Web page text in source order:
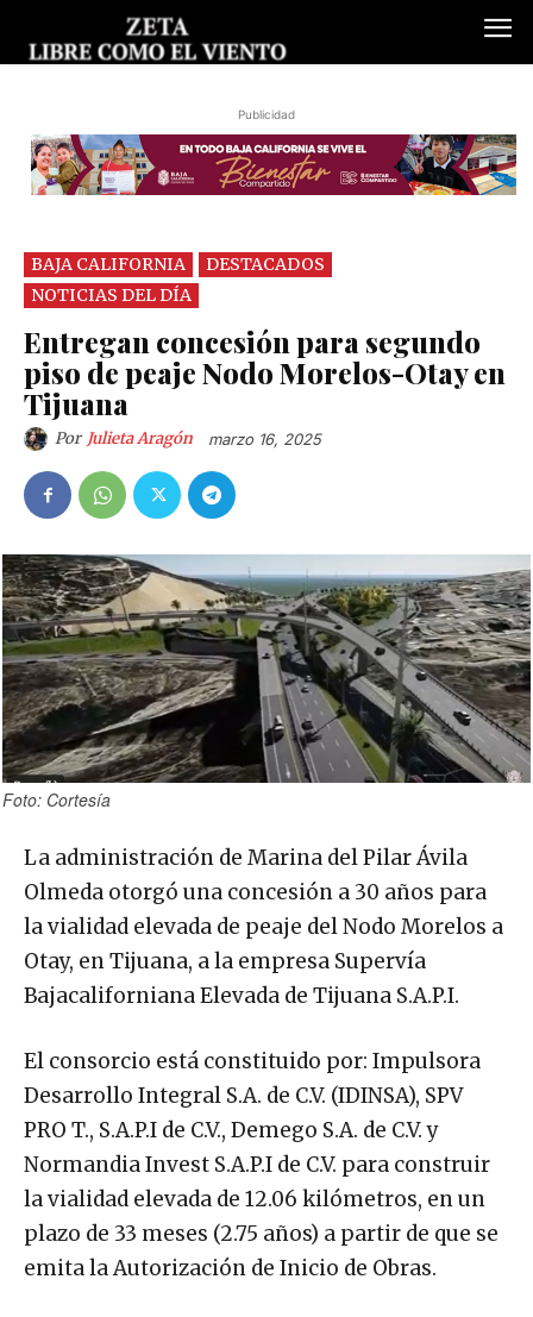
Publicidad
BAJA CALIFORNIA
DESTACADOS
NOTICIAS DEL DÍA
Entregan concesión para segundo
piso de peaje Nodo Morelos-Otay en
Tijuana
Por Julieta Aragón marzo 16, 2025
Foto: Cortesía
La administración de Marina del Pilar Ávila
Olmeda otorgó una concesión a 30 años para
la vialidad elevada de peaje del Nodo Morelos a
Otay, en Tijuana, a la empresa Supervía
Bajacaliforniana Elevada de Tijuana S.A.P.I.
El consorcio está constituido por: Impulsora
Desarrollo Integral S.A. de C.V. (IDINSA), SPV
PRO T., S.A.P.I de C.V., Demego S.A. de C.V. y
Normandia Invest S.A.P.I de C.V. para construir
la vialidad elevada de 12.06 kilómetros, en un
plazo de 33 meses (2.75 años) a partir de que se
emita la Autorización de Inicio de Obras.